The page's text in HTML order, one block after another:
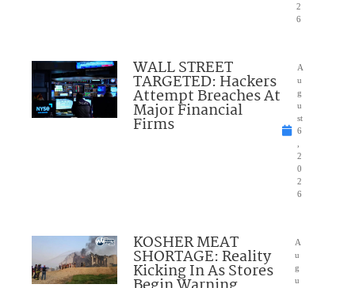
2
6
WALL STREET
TARGETED: Hackers
Attempt Breaches At
Major Financial
Firms
A
u
g
u
st
6
2
0
2
6
KOSHER MEAT
SHORTAGE: Reality
Kicking In As Stores
A
u
g
u